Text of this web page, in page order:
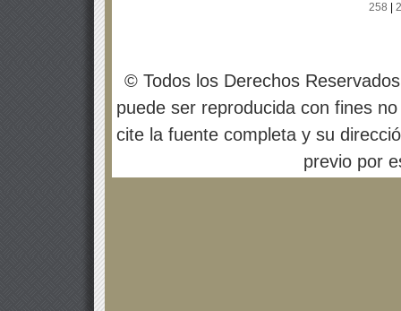
258
© Todos los Derechos
puede ser reproducida con fines
cite la fuente completa y su
previo por